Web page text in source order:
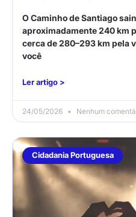
O Caminho de Santiago
aproximadamente 240 km
cerca de 280–293 km pela
você
Ler artigo >
24/05/2026 Nenhum
Cidadania Portuguesa